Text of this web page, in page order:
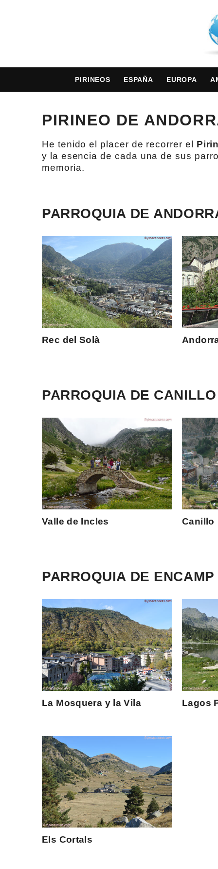
PIRINEOS ESPAÑA EUROPA
PIRINEO DE
He tenido el placer de recorrer el
y la esencia de cada una de sus
memoria.
PARROQUIA DE
Rec del Solà
PARROQUIA DE CANILLO
Valle de Incles Canillo
PARROQUIA DE ENCAMP
La Mosquera y la Vila Lagos
Els Cortals